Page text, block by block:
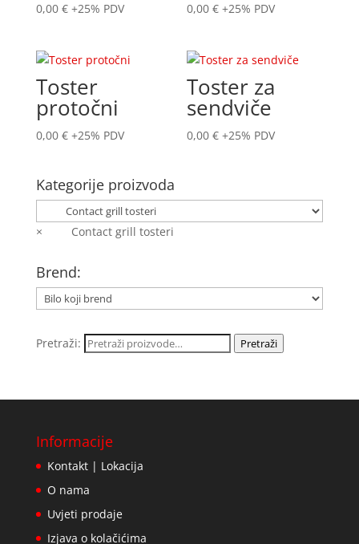
0,00 € +25% PDV 0,00 € +25% PDV
Toster
protočni
0,00 € +25% PDV
Toster za
sendviče
0,00 € +25% PDV
Kategorije proizvoda
× Contact grill tosteri
Brend:
Pretraži: Pretraži
Informacije
Kontakt | Lokacija
O nama
Uvjeti prodaje
Izjava o kolačićima